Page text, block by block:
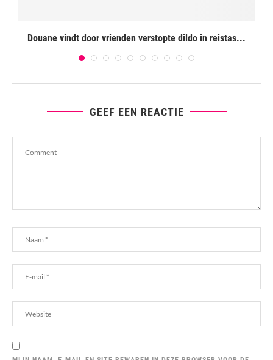
Douane vindt door vrienden verstopte dildo in reistas...
GEEF EEN REACTIE